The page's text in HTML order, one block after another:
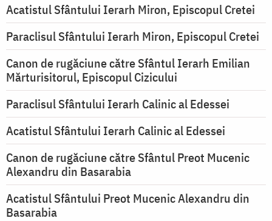
Acatistul Sfântului Ierarh Miron, Episcopul Cretei
Paraclisul Sfântului Ierarh Miron, Episcopul Cretei
Canon de rugăciune către Sfântul Ierarh Emilian
Mărturisitorul, Episcopul Cizicului
Paraclisul Sfântului Ierarh Calinic al Edessei
Acatistul Sfântului Ierarh Calinic al Edessei
Canon de rugăciune către Sfântul Preot Mucenic
Alexandru din Basarabia
Acatistul Sfântului Preot Mucenic Alexandru din
Basarabia